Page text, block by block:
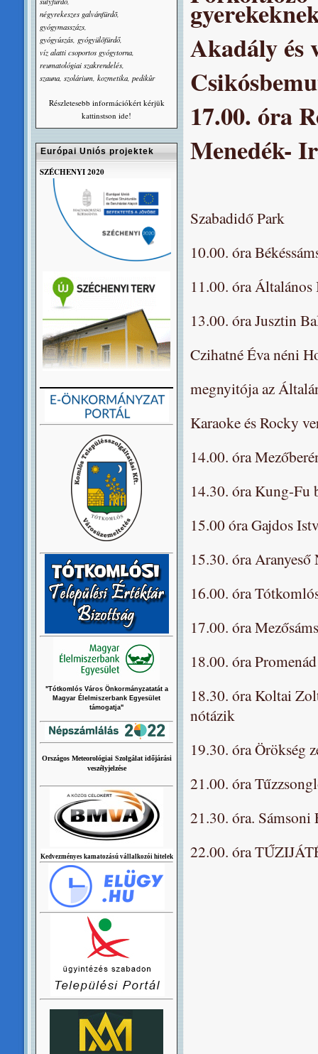
Akadály és
17.00. óra
Menedék-
Szabadidő Park
10.00. óra
11.00. óra Általános
13.00. óra Jusztin
Czihatné Éva néni
megnyitója az
Karaoke és Rocky
14.00. óra
14.30. óra Kung-Fu
15.00 óra Gajdos
15.30. óra
16.00. óra
17.00. óra
18.00. óra
18.30. óra Koltai
nótázik
19.30. óra Örökség
21.00. óra
21.30. óra. Sámsoni
22.00. óra
négyrekeszes galvánfürdõ,
gyógymasszázs,
gyógyúszás, gyógyülõfürdő,
víz alatti csoportos gyógytorna,
reumatológiai szakrendelés,
szauna, szolárium, kozmetika, pedikûr
Részletesebb információkért kérjük
kattinstson ide!
Európai Uniós projektek
SZÉCHENYI 2020
"Tótkomlós Város Önkormányzatatát a
Magyar Élelmiszerbank Egyesület
támogatja"
Országos Meteorológiai Szolgálat időjárási
veszélyjelzése
Kedvezményes kamatozású vállalkozói hitelek